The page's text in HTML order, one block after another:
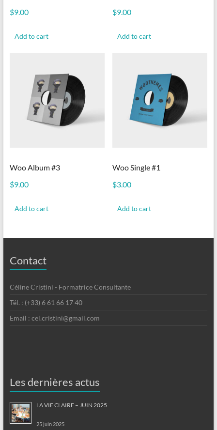
$9.00
Add to cart
$9.00
Add to cart
Woo Album #3
$9.00
Add to cart
Woo Single #1
$3.00
Add to cart
Contact
Céline Cristini - Formatrice Consultante
Tél. : (+33) 6 61 66 17 40
Email : cel.cristini@gmail.com
Les dernières actus
LA VIE CLAIRE – JUIN 2025
25 juin 2025